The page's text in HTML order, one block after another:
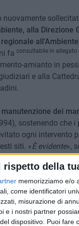
rispetto della
memorizziamo e/o
come identificatori
misurazione di
e i nostri partner
dispositivo. Puoi
alla Direzione
all'Ambiente
fa consultabile in allegato
amianto in
e alla
dei
sostenendo che
ogni intervento
siti. «È evidente»,
inerzia è grave
meteorologici
delle coperture,
ciò, rilevano le
assenza di